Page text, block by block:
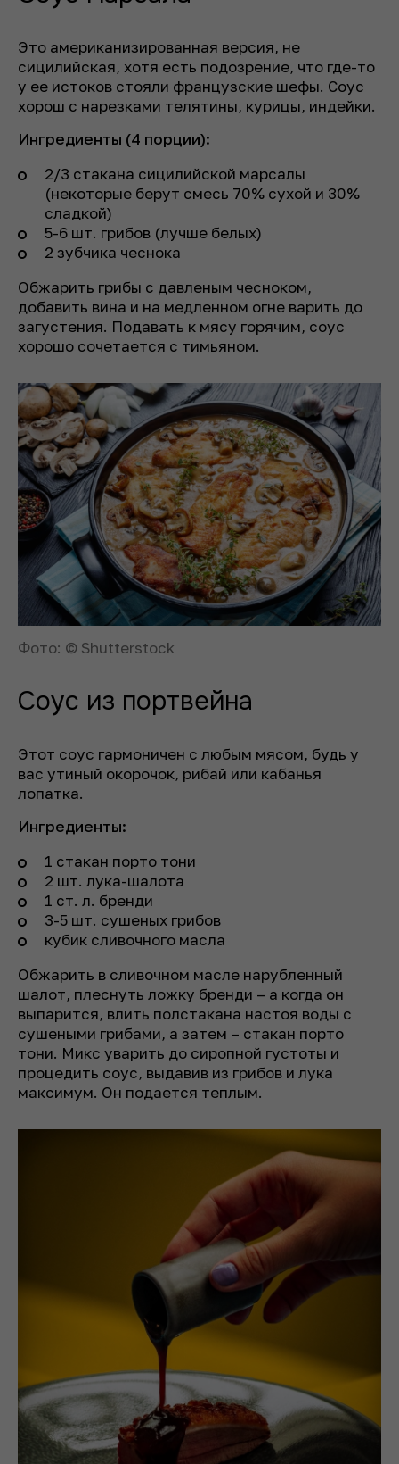
Это американизированная версия, не
сицилийская, хотя есть подозрение, что где-то
у ее истоков стояли французские шефы. Соус
хорош с нарезками телятины, курицы, индейки.
Ингредиенты (4 порции):
2/3 стакана сицилийской марсалы
(некоторые берут смесь 70% сухой и 30%
сладкой)
5-6 шт. грибов (лучше белых)
2 зубчика чеснока
Обжарить грибы с давленым чесноком,
добавить вина и на медленном огне варить до
загустения. Подавать к мясу горячим, соус
хорошо сочетается с тимьяном.
Фото: © Shutterstock
Соус из портвейна
Этот соус гармоничен с любым мясом, будь у
вас утиный окорочок, рибай или кабанья
лопатка.
Ингредиенты:
1 стакан порто тони
2 шт. лука-шалота
1 ст. л. бренди
3-5 шт. сушеных грибов
кубик сливочного масла
Обжарить в сливочном масле нарубленный
шалот, плеснуть ложку бренди – а когда он
выпарится, влить полстакана настоя воды с
сушеными грибами, а затем – стакан порто
тони. Микс уварить до сиропной густоты и
процедить соус, выдавив из грибов и лука
максимум. Он подается теплым.